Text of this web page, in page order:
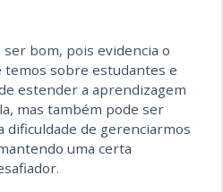
bom, pois evidencia o
temos sobre estudantes e
estender a aprendizagem
mas também pode ser
dificuldade de gerenciarmos
uma certa